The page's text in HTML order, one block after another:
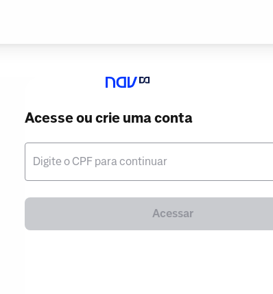
Acesse ou crie uma conta
Digite o CPF para continuar
Acessar